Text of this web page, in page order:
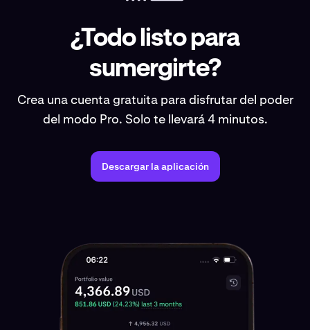
¿Todo listo para
sumergirte?
Crea una cuenta gratuita para disfrutar del poder
del modo Pro. Solo te llevará 4 minutos.
Descargar la aplicación